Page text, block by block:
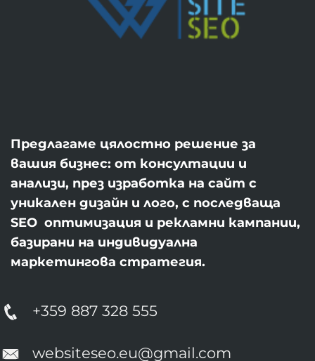
Предлагаме цялостно решение за
вашия бизнес: от консултации и
анализи, през изработка на сайт с
уникален дизайн и лого, с последваща
SEO оптимизация и рекламни кампании,
базирани на индивидуална
маркетингова стратегия.
+359 887 328 555
websiteseo.eu@gmail.com